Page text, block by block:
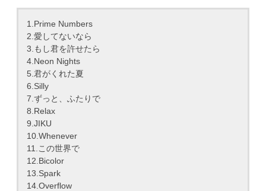
1.Prime Numbers
2.愛してないなら
3.もし君を許せたら
4.Neon Nights
5.君がくれた夏
6.Silly
7.ずっと、ふたりで
8.Relax
9.JIKU
10.Whenever
11.この世界で
12.Bicolor
13.Spark
14.Overflow